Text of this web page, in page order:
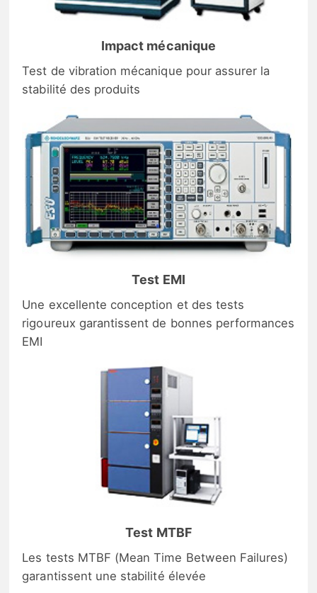
Impact mécanique
Test de vibration mécanique pour assurer la
stabilité des produits
Test EMI
Une excellente conception et des tests
rigoureux garantissent de bonnes performances
EMI
Test MTBF
Les tests MTBF (Mean Time Between Failures)
garantissent une stabilité élevée